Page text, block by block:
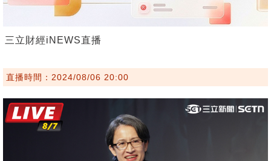
三立財經iNEWS直播
直播時間：2024/08/06 20:00